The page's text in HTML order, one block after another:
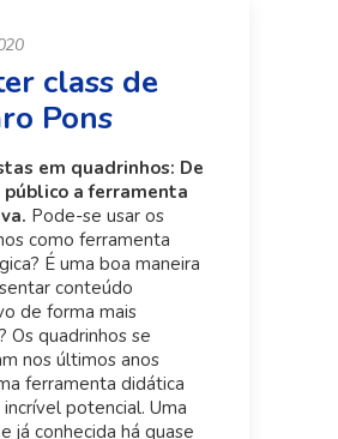
class de
Pons
em quadrinhos: De
a ferramenta
Pode-se usar os
como ferramenta
É uma boa maneira
conteúdo
de forma mais
Os quadrinhos se
nos últimos anos
ferramenta didática
potencial. Uma
já conhecida há quase